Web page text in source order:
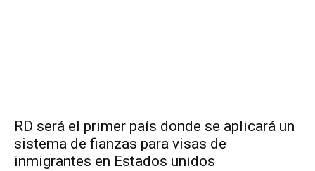
RD será el primer país donde se aplicará un
sistema de fianzas para visas de
inmigrantes en Estados unidos